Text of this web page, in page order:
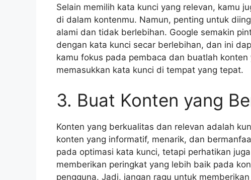
Selain memilih kata kunci yang relevan, kamu
di dalam kontenmu. Namun, penting untuk
alami dan tidak berlebihan. Google semakin
dengan kata kunci secar berlebihan, dan ini
kamu fokus pada pembaca dan buatlah
memasukkan kata kunci di tempat yang tepat.
3. Buat Konten yang
Konten yang berkualitas dan relevan adalah
konten yang informatif, menarik, dan
pada optimasi kata kunci, tetapi perhatikan
memberikan peringkat yang lebih baik pada
pengguna. Jadi, jangan ragu untuk